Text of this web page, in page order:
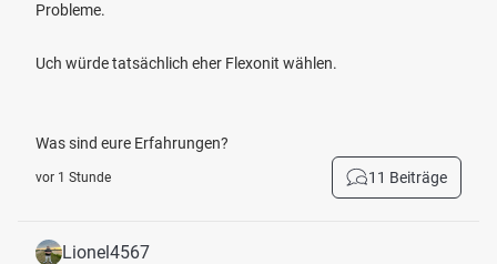
Probleme.
Uch würde tatsächlich eher Flexonit wählen.
Was sind eure Erfahrungen?
vor 1 Stunde 11 Beiträge
Lionel4567